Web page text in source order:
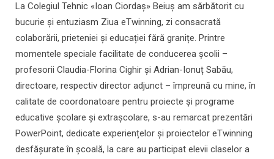
La Colegiul Tehnic «Ioan Ciordaș» Beiuș am sărbătorit cu
bucurie și entuziasm Ziua eTwinning, zi consacrată
colaborării, prieteniei și educației fără granițe. Printre
momentele speciale facilitate de conducerea școlii –
profesorii Claudia-Florina Cighir și Adrian-Ionuț Sabău,
directoare, respectiv director adjunct – împreună cu mine, în
calitate de coordonatoare pentru proiecte și programe
educative școlare și extrașcolare, s-au remarcat prezentări
PowerPoint, dedicate experiențelor și proiectelor eTwinning
desfășurate în școală, la care au participat elevii claselor a